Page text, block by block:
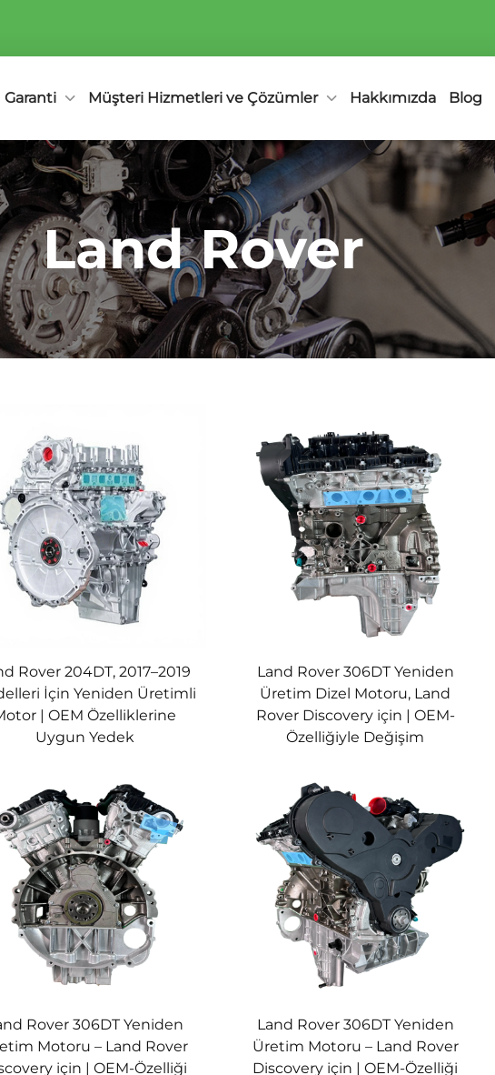
Garanti Müşteri Hizmetleri ve Çözümler Hakkımızda Blog
Land Rover
Rover 204DT, 2017–2019
İçin Yeniden Üretimli
| OEM Özelliklerine
Uygun Yedek
Land Rover 306DT Yeniden
Üretim Dizel Motoru, Land
Rover Discovery için | OEM-
Özelliğiyle Değişim
Rover 306DT Yeniden
Motoru – Land Rover
için | OEM-Özelliği
Land Rover 306DT Yeniden
Üretim Motoru – Land Rover
Discovery için | OEM-Özelliği